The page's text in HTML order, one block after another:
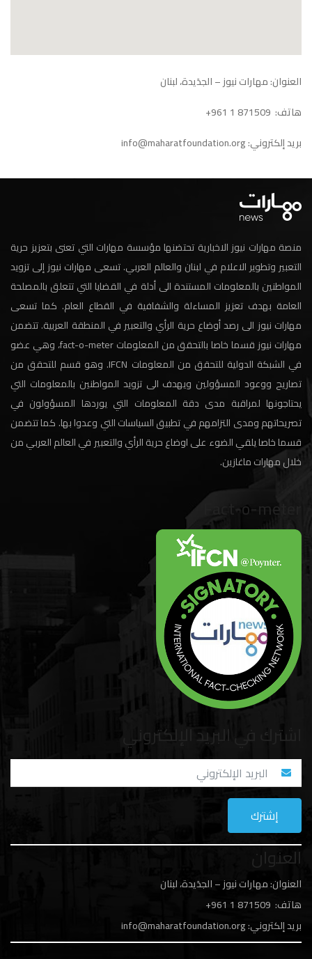
العنوان: مهارات نيوز – الجدَيدة، لبنان
هاتف: 1 871509 961+
بريد إلكتروني:info@maharatfoundation.org
منصة مهارات نيوز الاخبارية تحتضنها مؤسسة مهارات التي تعنى بتعزيز حرية
التعبير وتطوير الاعلام في لبنان والعالم العربي. تسعى مهارات نيوز إلى تزويد
المواطنين بالمعلومات المستندة الى أدلة في القضايا التي تتعلق بالمصلحة
العامة بهدف تعزيز المساءلة والشفافية في القطاع العام. كما تسعى
مهارات نيوز الى رصد أوضاع حرية الرأي والتعبير في المنطقة العربية. تتضمن
مهارات نيوز قسما خاصا بالتحقق من المعلومات fact-o-meter، وهي عضو
في الشبكة الدولية للتحقق من المعلومات IFCN. وهو قسم للتحقق من
تصاريح ووعود المسؤولين ويهدف الى تزويد المواطنين بالمعلومات التي
يحتاجونها لمراقبة مدى دقة المعلومات التي يوردها المسؤولون في
تصريحاتهم ومدى التزامهم في تطبيق السياسات التي وعدوا بها. كما تتضمن
قسما خاصا يلقي الضوء على اوضاع حرية الرأي والتعبير في العالم العربي من
خلال مهارات ماغازين.
Fact-o-meter
اشترك في البريد الإلكتروني
العنوان
العنوان: مهارات نيوز – الجدَيدة، لبنان
هاتف: 1 871509 961+
بريد إلكتروني:info@maharatfoundation.org